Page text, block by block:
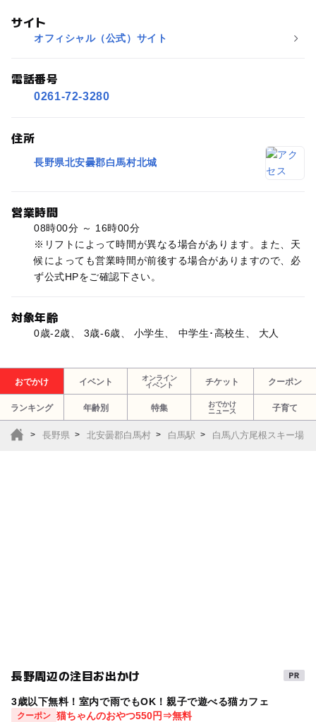
サイト
オフィシャル（公式）サイト
電話番号
0261-72-3280
住所
長野県北安曇郡白馬村北城
営業時間
08時00分 ～ 16時00分
※リフトによって時間が異なる場合があります。また、天
候によっても営業時間が前後する場合がありますので、必
ず公式HPをご確認下さい。
対象年齢
0歳-2歳、 3歳-6歳、 小学生、 中学生･高校生、 大人
おでかけ イベント
オンライン
イベント
チケット クーポン
ランキング 年齢別 特集
おでかけ
ニュース
子育て
長野県 北安曇郡白馬村 白馬駅 白馬八方尾根スキー場
長野周辺の注目お出かけ
3歳以下無料！室内で雨でもOK！親子で遊べる猫カフェ
クーポン 猫ちゃんのおやつ550円⇒無料